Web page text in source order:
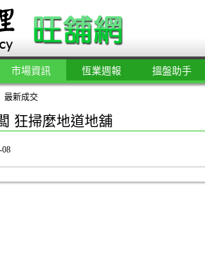
市場資訊 恆業週報 搵盤助手
最新成交
狂掃麼地道地舖
08